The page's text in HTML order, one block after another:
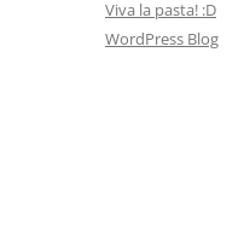
Viva la pasta! :D
WordPress Blog